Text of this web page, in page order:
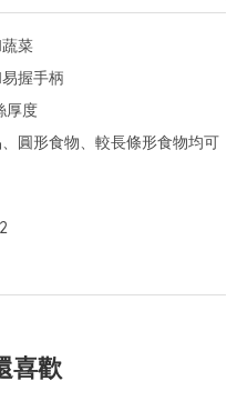
菜
握手柄
厚度
圓形食物、較長條形食物均可
喜歡